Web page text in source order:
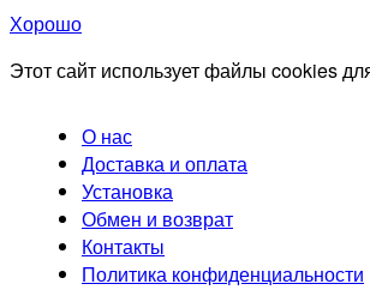
Хорошо
Этот сайт использует файлы cookies
О нас
Доставка и оплата
Установка
Обмен и возврат
Контакты
Политика конфиденциальности